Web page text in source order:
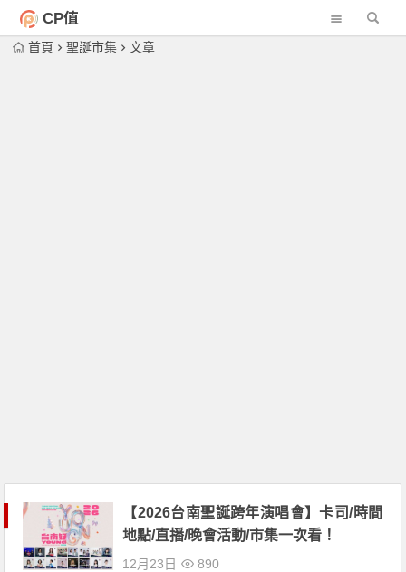
CP值
首頁 聖誕市集 文章
【2026台南聖誕跨年演唱會】卡司/時間
地點/直播/晚會活動/市集一次看！
12月23日 890